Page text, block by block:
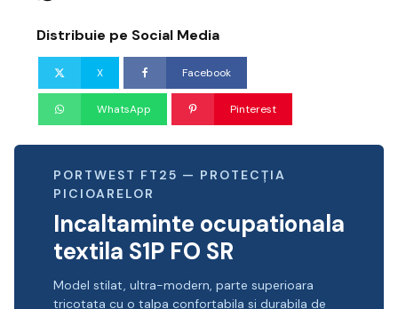
Distribuie pe Social Media
X Facebook
WhatsApp Pinterest
PORTWEST FT25 — PROTECȚIA
PICIOARELOR
Incaltaminte ocupationala
textila S1P FO SR
Model stilat, ultra-modern, parte superioara
tricotata cu o talpa confortabila si durabila de